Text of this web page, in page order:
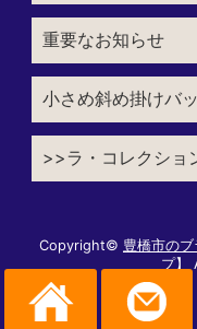
重要なお知らせ
小さめ斜め掛けバ
>>ラ・コレクショ
Copyright© 豊橋市の
プ】